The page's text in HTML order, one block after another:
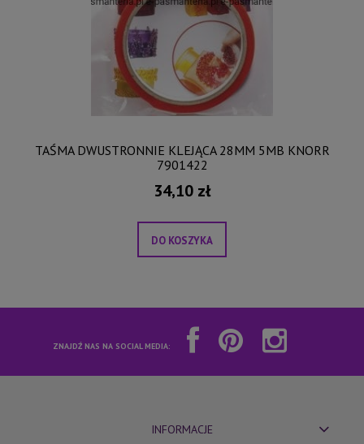
TAŚMA DWUSTRONNIE KLEJĄCA 28MM 5MB KNORR
7901422
34,10 zł
DO KOSZYKA
ZNAJDŹ NAS NA SOCIAL MEDIA:
INFORMACJE